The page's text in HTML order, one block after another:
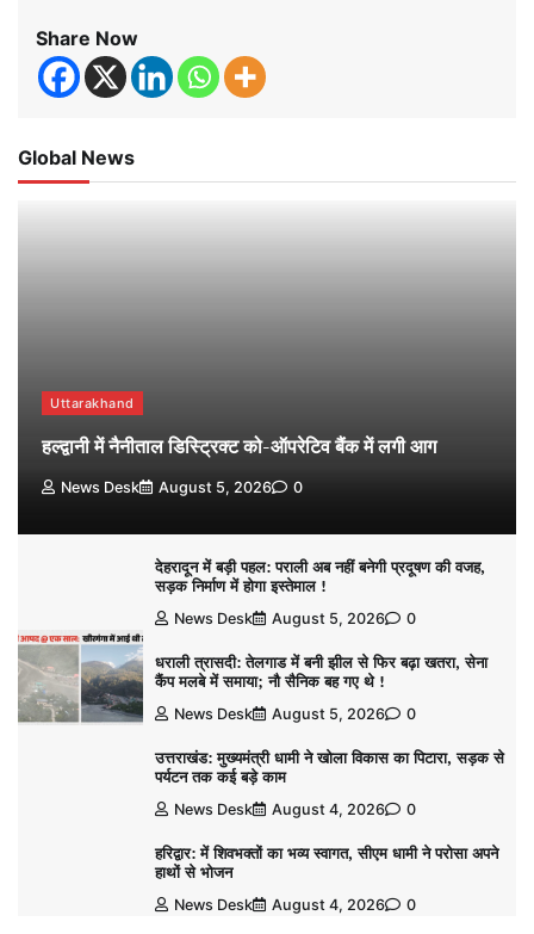
Share Now
Global News
Uttarakhand
हल्द्वानी में नैनीताल डिस्ट्रिक्ट को-ऑपरेटिव बैंक में लगी आग
News Desk August 5, 2026 0
देहरादून में बड़ी पहल: पराली अब नहीं बनेगी प्रदूषण की वजह,
सड़क निर्माण में होगा इस्तेमाल !
News Desk August 5, 2026 0
धराली त्रासदी: तेलगाड में बनी झील से फिर बढ़ा खतरा, सेना
कैंप मलबे में समाया; नौ सैनिक बह गए थे !
News Desk August 5, 2026 0
उत्तराखंड: मुख्यमंत्री धामी ने खोला विकास का पिटारा, सड़क से
पर्यटन तक कई बड़े काम
News Desk August 4, 2026 0
हरिद्वार: में शिवभक्तों का भव्य स्वागत, सीएम धामी ने परोसा अपने
हाथों से भोजन
News Desk August 4, 2026 0